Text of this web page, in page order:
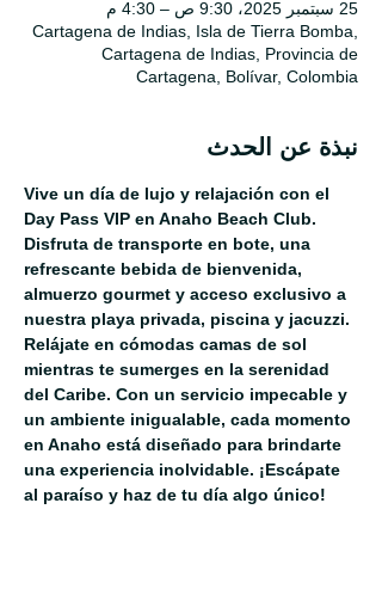
25 سبتمبر 2025، 9:30 ص – 4:30 م
Cartagena de Indias, Isla de Tierra Bomba,
Cartagena de Indias, Provincia de
Cartagena, Bolívar, Colombia
نبذة عن الحدث
Vive un día de lujo y relajación con el
Day Pass VIP en Anaho Beach Club.
Disfruta de transporte en bote, una
refrescante bebida de bienvenida,
almuerzo gourmet y acceso exclusivo a
nuestra playa privada, piscina y jacuzzi.
Relájate en cómodas camas de sol
mientras te sumerges en la serenidad
del Caribe. Con un servicio impecable y
un ambiente inigualable, cada momento
en Anaho está diseñado para brindarte
una experiencia inolvidable. ¡Escápate
al paraíso y haz de tu día algo único!